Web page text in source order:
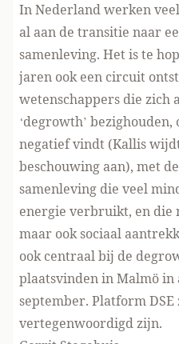
In Nederland werken
al aan de transitie naar
samenleving. Het is te
jaren ook een circuit
wetenschappers die zich
‘degrowth’
negatief vindt (Kallis
beschouwing aan), met
samenleving die veel
energie verbruikt, en die
maar ook sociaal
ook centraal bij de
plaatsvinden inMalmöin
september. Platform
vertegenwoordigd zijn.